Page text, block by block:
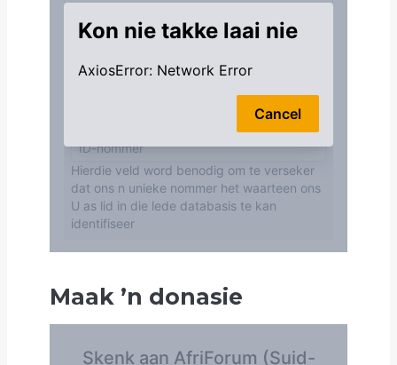
Maak ’n donasie